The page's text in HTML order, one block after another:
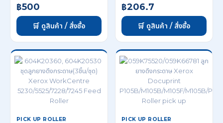
฿500
🛒 ดูสินค้า / สั่งซื้อ
฿206.7
🛒 ดูสินค้า / สั่งซื้อ
PICK UP ROLLER PICK UP ROLLER